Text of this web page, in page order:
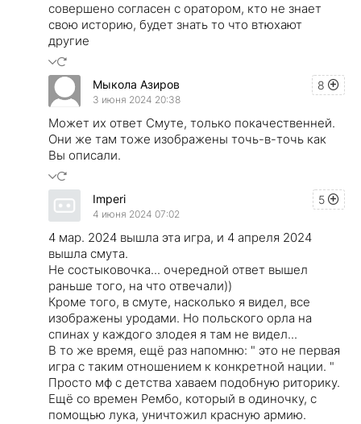
совершено согласен с оратором, кто не знает
свою историю, будет знать то что втюхают
другие
8
Мыкола Азиров
3 июня 2024 20:38
Может их ответ Смуте, только покачественней.
Они же там тоже изображены точь-в-точь как
Вы описали.
5
Imperi
4 июня 2024 07:02
4 мар. 2024 вышла эта игра, и 4 апреля 2024
вышла смута.
Не состыковочка... очередной ответ вышел
раньше того, на что отвечали))
Кроме того, в смуте, насколько я видел, все
изображены уродами. Но польского орла на
спинах у каждого злодея я там не видел...
В то же время, ещё раз напомню: " это не первая
игра с таким отношением к конкретной нации. "
Просто мф с детства хаваем подобную риторику.
Ещё со времен Рембо, который в одиночку, с
помощью лука, уничтожил красную армию.